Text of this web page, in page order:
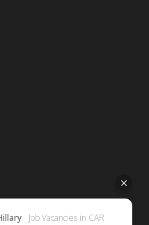
Job Vacancies in CAR